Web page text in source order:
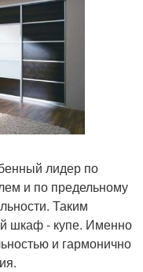
лидер по
и по предельному
Таким
шкаф - купе. Именно
и гармонично